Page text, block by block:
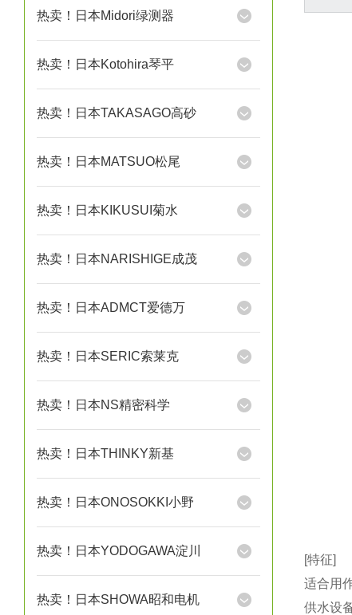
热卖！日本Midori绿测器
热卖！日本Kotohira琴平
热卖！日本TAKASAGO高砂
热卖！日本MATSUO松尾
热卖！日本KIKUSUI菊水
热卖！日本NARISHIGE成茂
热卖！日本ADMCT爱德万
热卖！日本SERIC索莱克
热卖！日本NS精密科学
热卖！日本THINKY新基
热卖！日本ONOSOKKI小野
热卖！日本YODOGAWA淀川
热卖！日本SHOWA昭和电机
[特征]
适合用
供水设